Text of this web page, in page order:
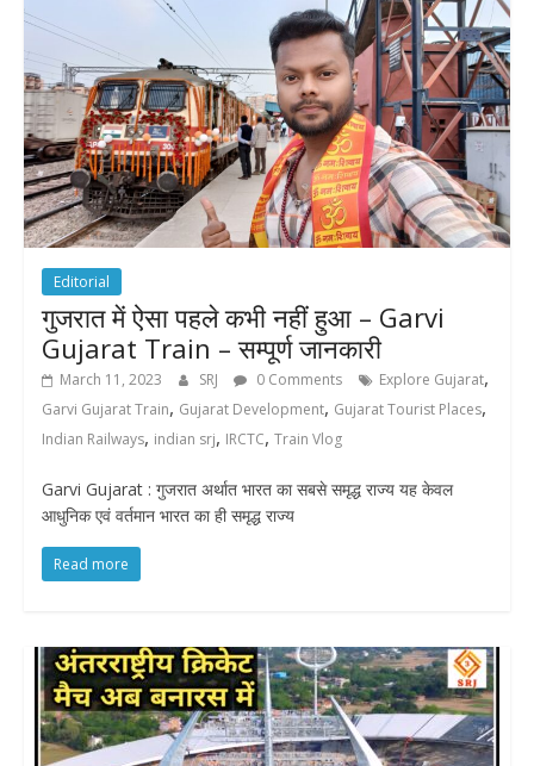
Editorial
गुजरात में ऐसा पहले कभी नहीं हुआ – Garvi
Gujarat Train – सम्पूर्ण जानकारी
March 11, 2023 SRJ 0 Comments Explore Gujarat,
Garvi Gujarat Train, Gujarat Development, Gujarat Tourist Places,
Indian Railways, indian srj, IRCTC, Train Vlog
Garvi Gujarat : गुजरात अर्थात भारत का सबसे समृद्ध राज्य यह केवल
आधुनिक एवं वर्तमान भारत का ही समृद्ध राज्य
Read more